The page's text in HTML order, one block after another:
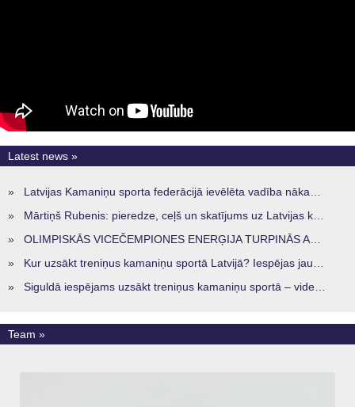
Latest news »
» Latvijas Kamaniņu sporta federācijā ievēlēta vadība nākamajam četru gadu termiņam
» Mārtiņš Rubenis: pieredze, ceļš un skatījums uz Latvijas kamaniņu sportu
» OLIMPISKĀS VICEČEMPIONES ENERĢIJA TURPINĀS ARĪ STARPSEZONĀ
» Kur uzsākt treniņus kamaniņu sportā Latvijā? Iespējas jaunajiem sportistiem visos reģionos
» Siguldā iespējams uzsākt treniņus kamaniņu sportā – vide, kur veidojas nākamā sportistu paaudze
Team »